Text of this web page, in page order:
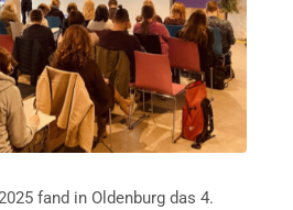
fand in Oldenburg das 4.